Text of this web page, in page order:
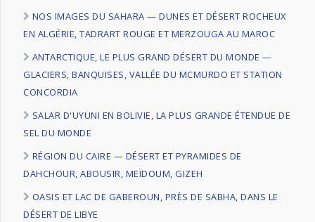
NOS IMAGES DU SAHARA — DUNES ET DÉSERT ROCHEUX
EN ALGÉRIE, TADRART ROUGE ET MERZOUGA AU MAROC
ANTARCTIQUE, LE PLUS GRAND DÉSERT DU MONDE —
GLACIERS, BANQUISES, VALLÉE DU MCMURDO ET STATION
CONCORDIA
SALAR D'UYUNI EN BOLIVIE, LA PLUS GRANDE ÉTENDUE DE
SEL DU MONDE
RÉGION DU CAIRE — DÉSERT ET PYRAMIDES DE
DAHCHOUR, ABOUSIR, MEÏDOUM, GIZEH
OASIS ET LAC DE GABEROUN, PRÈS DE SABHA, DANS LE
DÉSERT DE LIBYE